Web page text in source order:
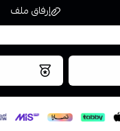
إرفاق ملف
هنا
نتميز